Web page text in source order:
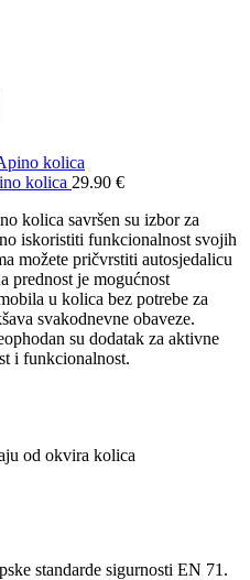
kolica 29.90 €
kolica savršen su izbor za
iskoristiti funkcionalnost svojih
možete pričvrstiti autosjedalicu
prednost je mogućnost
u kolica bez potrebe za
svakodnevne obaveze.
su dodatak za aktivne
i funkcionalnost.
od okvira kolica
standarde sigurnosti EN 71.